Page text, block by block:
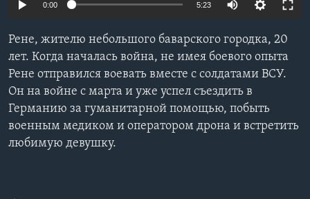
0:00 5:23
Рене, жителю небольшого баварского городка, 20
лет. Когда началась война, не имея боевого опыта
Рене отправился воевать вместе с солдатами ВСУ.
Он на войне с марта и уже успел съездить в
Германию за гуманитарной помощью, побыть
военным медиком и оператором дрона и встретить
любимую девушку.